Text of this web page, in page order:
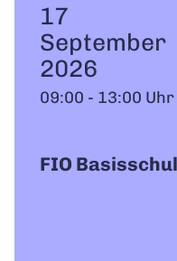
17
September
2026
09:00 - 13:00 Uhr
FIO